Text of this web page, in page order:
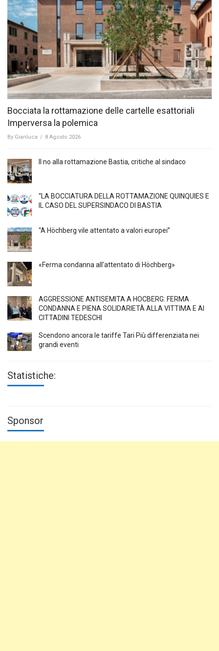
Bocciata la rottamazione delle cartelle esattoriali
Imperversa la polemica
By Gianluca / 8 Agosto 2026
Il no alla rottamazione Bastia, critiche al sindaco
“LA BOCCIATURA DELLA ROTTAMAZIONE QUINQUIES E
IL CASO DEL SUPERSINDACO DI BASTIA
“A Höchberg vile attentato a valori europei”
«Ferma condanna all’attentato di Höchberg»
AGGRESSIONE ANTISEMITA A HÖCBERG: FERMA
CONDANNA E PIENA SOLIDARIETÀ ALLA VITTIMA E AI
CITTADINI TEDESCHI
Scendono ancora le tariffe Tari Più differenziata nei
grandi eventi
Statistiche:
Sponsor